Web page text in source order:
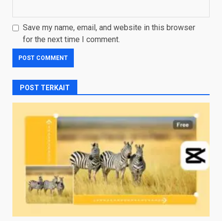
Save my name, email, and website in this browser
for the next time I comment.
POST TERKAIT